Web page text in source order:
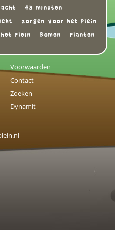
45 minuten
zorgen voor het plein
plein Bomen
Planten
Voorwaarden
Contact
Zoeken
Dynamit